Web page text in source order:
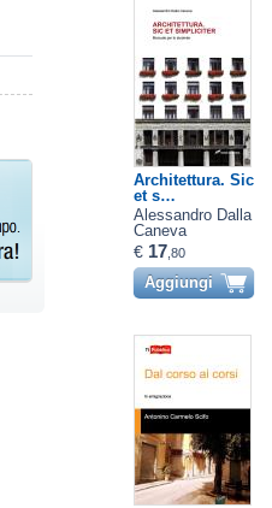
Architettura. Sic
et s…
Alessandro Dalla
Caneva
€ 17 ,80
Aggiungi